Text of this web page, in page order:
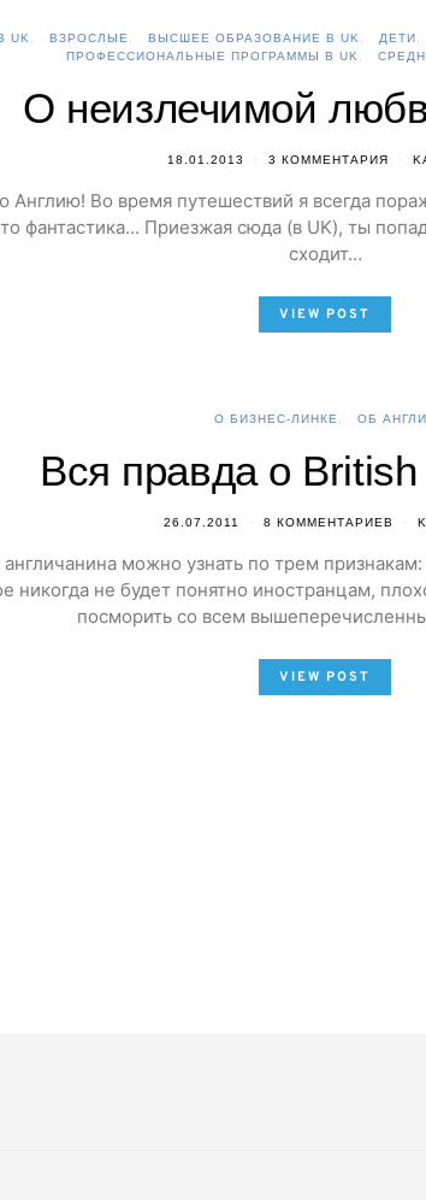
UK ВЗРОСЛЫЕ ВЫСШЕЕ ОБРАЗОВАНИЕ В UK ДЕТИ
ПРОФЕССИОНАЛЬНЫЕ ПРОГРАММЫ В UK
О неизлечимой
18.01.2013 3 КОММЕНТАРИЯ
Англию! Во время путешествий я всегда
фантастика… Приезжая сюда (в UK), ты
сходит…
VIEW POST
О БИЗНЕС-ЛИНКЕ ОБ
Вся правда о
26.07.2011 8 КОММЕНТАРИЕВ
англичанина можно узнать по трем
никогда не будет понятно иностранцам,
посморить со всем
VIEW POST